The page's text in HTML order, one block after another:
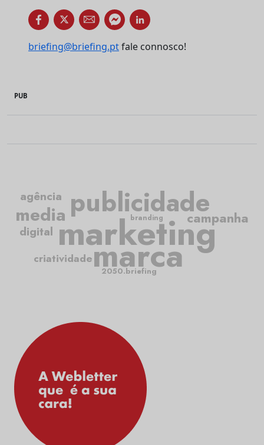
briefing@briefing.ptfale connosco!
PUB
marketing
publicidade
marca
criatividade
campanha
media
agência
digital
2050.briefing
branding